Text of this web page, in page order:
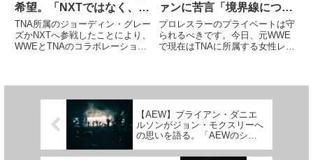
希望。「NXTではなく、
RAWやSmackDownで」
TNA所属のジョーディン・グレー
ズかNXTへ参戦したことにより、
WWEとTNAのコラボレーション
クリス・ベイがトリック・...
ァンに苦言「境界線につい
て何回話し合わなきゃなら
ないの？」
プロレスラーのプライベートは守
られるべきです。今日、元WWE
で現在はTNAに所属する女性レス
の尊重を求めてSNSで強い苦...
【AEW】ブライアン・ダニエ
ルソンがジョン・モクスリーへ
の思いを語る。「AEWのシナ